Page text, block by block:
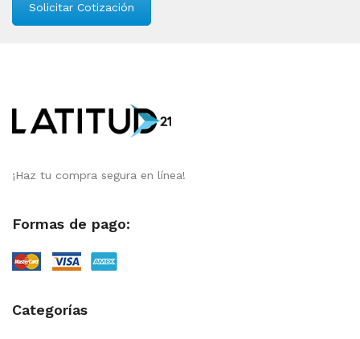
Solicitar Cotización
¡Haz tu compra segura en línea!
Formas de pago:
Categorías